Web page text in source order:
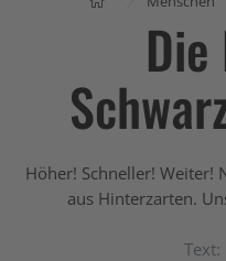
Höher! Schneller! Weiter!
aus Hinterzarten.
Text: